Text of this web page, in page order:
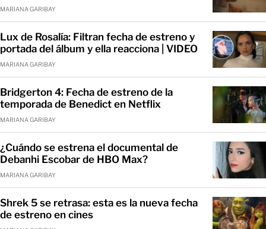
MARIANA GARIBAY
Lux de Rosalía: Filtran fecha de estreno y
portada del álbum y ella reacciona | VIDEO
MARIANA GARIBAY
Bridgerton 4: Fecha de estreno de la
temporada de Benedict en Netflix
MARIANA GARIBAY
¿Cuándo se estrena el documental de
Debanhi Escobar de HBO Max?
MARIANA GARIBAY
Shrek 5 se retrasa: esta es la nueva fecha
de estreno en cines